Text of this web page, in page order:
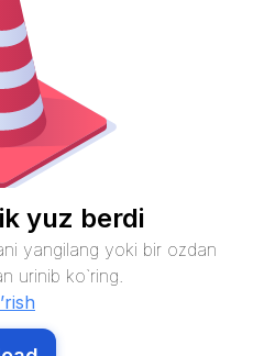
yuz berdi
yangilang yoki bir ozdan
urinib ko`ring.